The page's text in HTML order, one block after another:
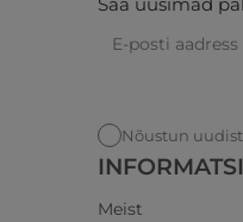
Nõustun
Meist